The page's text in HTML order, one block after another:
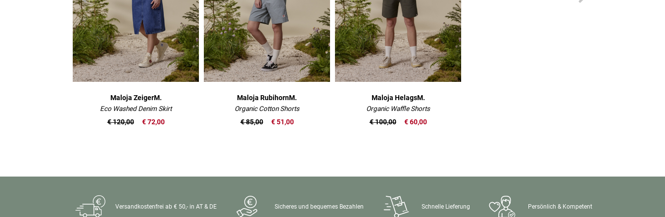
Maloja ZeigerM.
Eco Washed Denim Skirt
€ 72,00
€ 120,00
Maloja RubihornM.
Organic Cotton Shorts
€ 51,00
€ 85,00
Maloja HelagsM.
Organic Waffle Shorts
€ 60,00
€ 100,00
Versandkostenfrei ab € 50,- in AT & DE Sicheres und bequemes Bezahlen Schnelle Lieferung Persönlich & Kompetent